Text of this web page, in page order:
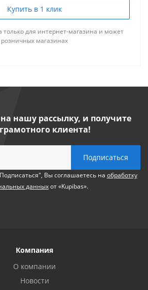
Купить в 1 клик
только для интернет-магазина и может
магазинах
нашу рассылку, и получите
клиента!
Вы соглашаетесь на обработку
данныхот «Kupibas».
Компания
О компании
Новости